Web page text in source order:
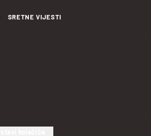
SRETNE VIJESTI